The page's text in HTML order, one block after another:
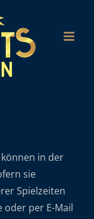
in der
sie
Spielzeiten
oder per E-Mail